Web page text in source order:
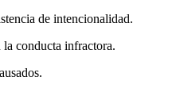
de intencionalidad.
conducta infractora.